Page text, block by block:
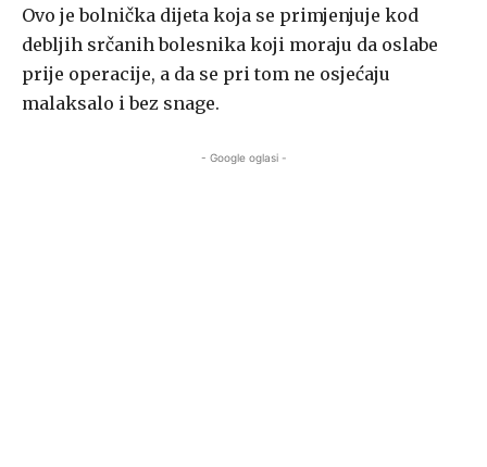
Ovo je bolnička dijeta koja se primjenjuje kod
debljih srčanih bolesnika koji moraju da oslabe
prije operacije, a da se pri tom ne osjećaju
malaksalo i bez snage.
- Google oglasi -